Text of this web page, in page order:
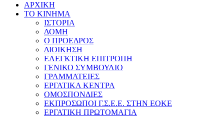
ΑΡΧΙΚΗ
ΤΟ ΚΙΝΗΜΑ
ΙΣΤΟΡΙΑ
ΔΟΜΗ
Ο ΠΡΟΕΔΡΟΣ
ΔΙΟΙΚΗΣΗ
ΕΛΕΓΚΤΙΚΗ ΕΠΙΤΡΟΠΗ
ΓΕΝΙΚΟ ΣΥΜΒΟΥΛΙΟ
ΓΡΑΜΜΑΤΕΙΕΣ
ΕΡΓΑΤΙΚΑ ΚΕΝΤΡΑ
ΟΜΟΣΠΟΝΔΙΕΣ
ΕΚΠΡΟΣΩΠΟΙ Γ.Σ.Ε.Ε. ΣΤΗΝ ΕΟΚΕ
ΕΡΓΑΤΙΚΗ ΠΡΩΤΟΜΑΓΙΑ